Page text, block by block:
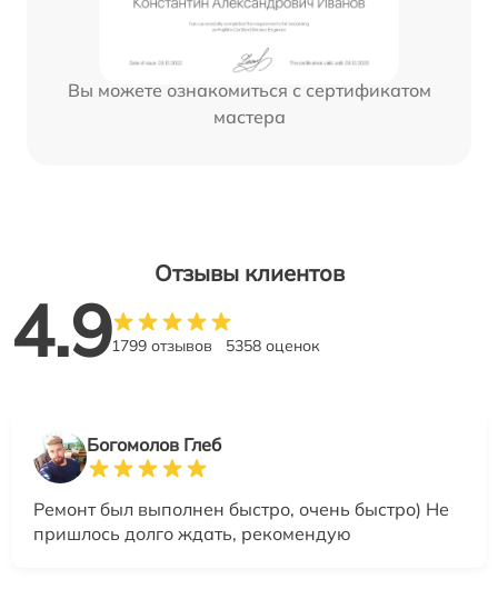
Вы можете ознакомиться с сертификатом
мастера
Отзывы клиентов
4.91799 отзывов 5358 оценок
Богомолов Глеб
Ремонт был выполнен быстро, очень быстро) Не
пришлось долго ждать, рекомендую